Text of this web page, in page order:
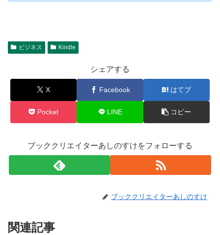
ビジネス Kindle
シェアする
X Facebook はてブ
Pocket LINE コピー
ブッククリエイターあしのすけをフォローする
ブッククリエイターあしのすけ
関連記事